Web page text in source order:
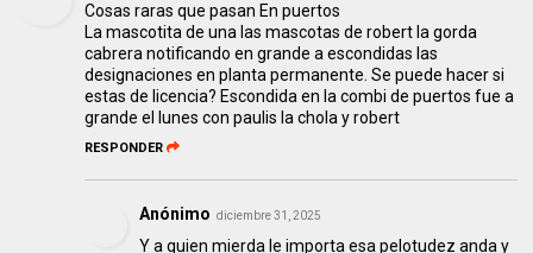
Cosas raras que pasan En puertos
La mascotita de una las mascotas de robert la gorda
cabrera notificando en grande a escondidas las
designaciones en planta permanente. Se puede hacer si
estas de licencia? Escondida en la combi de puertos fue a
grande el lunes con paulis la chola y robert
RESPONDER
Anónimo diciembre 31, 2025
Y a quien mierda le importa esa pelotudez anda y